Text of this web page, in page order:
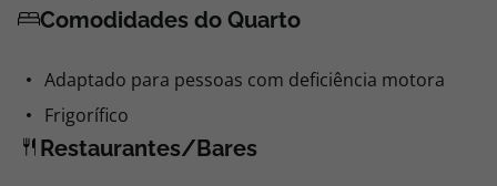
Comodidades do Quarto
Adaptado para pessoas com deficiência motora
Frigorífico
Restaurantes/Bares